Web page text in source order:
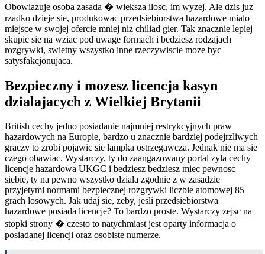
Obowiazuje osoba zasada � wieksza ilosc, im wyzej. Ale dzis juz
rzadko dzieje sie, produkowac przedsiebiorstwa hazardowe mialo
miejsce w swojej ofercie mniej niz chiliad gier. Tak znacznie lepiej
skupic sie na wziac pod uwage formach i bedziesz rodzajach
rozgrywki, swietny wszystko inne rzeczywiscie moze byc
satysfakcjonujaca.
Bezpieczny i mozesz licencja kasyn
dzialajacych z Wielkiej Brytanii
British cechy jedno posiadanie najmniej restrykcyjnych praw
hazardowych na Europie, bardzo u znacznie bardziej podejrzliwych
graczy to zrobi pojawic sie lampka ostrzegawcza. Jednak nie ma sie
czego obawiac. Wystarczy, ty do zaangazowany portal zyla cechy
licencje hazardowa UKGC i bedziesz bedziesz miec pewnosc
siebie, ty na pewno wszystko dziala zgodnie z w zasadzie
przyjetymi normami bezpiecznej rozgrywki liczbie atomowej 85
grach losowych. Jak udaj sie, zeby, jesli przedsiebiorstwa
hazardowe posiada licencje? To bardzo proste. Wystarczy zejsc na
stopki strony � czesto to natychmiast jest oparty informacja o
posiadanej licencji oraz osobiste numerze.